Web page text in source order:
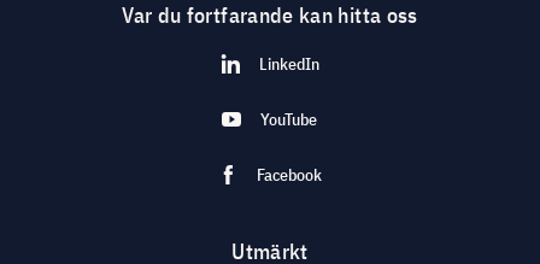
Var du fortfarande kan hitta oss
LinkedIn
YouTube
Facebook
Utmärkt